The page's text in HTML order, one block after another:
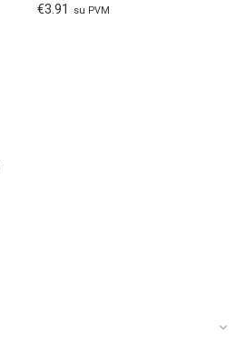
€3.91 su PVM